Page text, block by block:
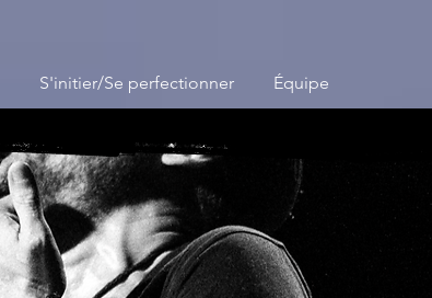
S'initier/Se perfectionner Équipe